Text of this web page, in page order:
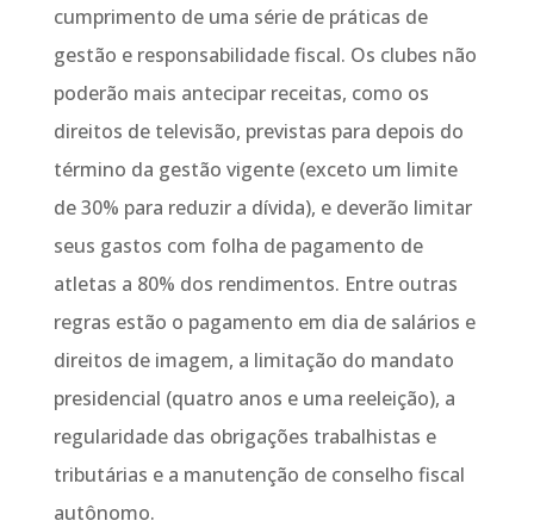
cumprimento de uma série de práticas de
gestão e responsabilidade fiscal. Os clubes não
poderão mais antecipar receitas, como os
direitos de televisão, previstas para depois do
término da gestão vigente (exceto um limite
de 30% para reduzir a dívida), e deverão limitar
seus gastos com folha de pagamento de
atletas a 80% dos rendimentos. Entre outras
regras estão o pagamento em dia de salários e
direitos de imagem, a limitação do mandato
presidencial (quatro anos e uma reeleição), a
regularidade das obrigações trabalhistas e
tributárias e a manutenção de conselho fiscal
autônomo.